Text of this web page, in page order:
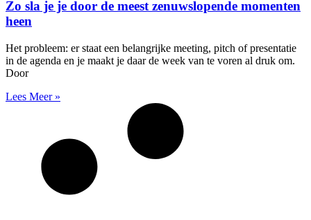
Zo sla je je door de meest zenuwslopende momenten
heen
Het probleem: er staat een belangrijke meeting, pitch of presentatie
in de agenda en je maakt je daar de week van te voren al druk om.
Door
Lees Meer »